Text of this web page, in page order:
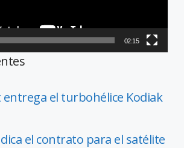
02:15
el turbohélice Kodiak
el contrato para el satélite